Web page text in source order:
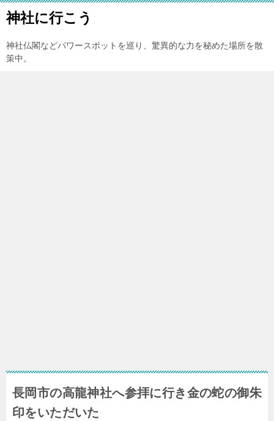
神社に行こう
神社仏閣などパワースポットを巡り、驚異的な力を秘めた場所を散
策中。
長岡市の高龍神社へ参拝に行き金の蛇の御朱
印をいただいた